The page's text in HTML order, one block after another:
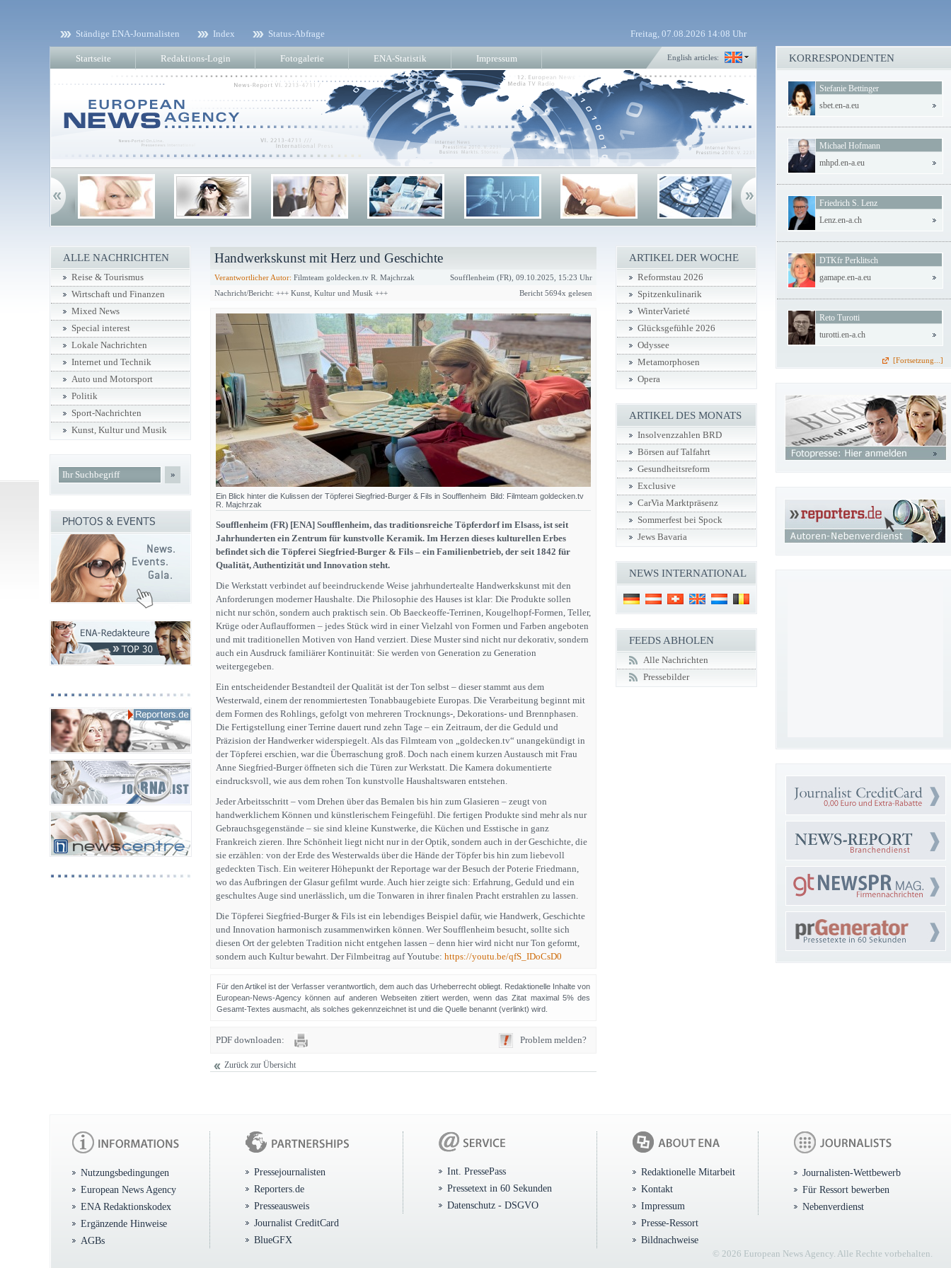
Ständige ENA-Journalisten Index Status-Abfrage Freitag, 07.08.2026 14:08 Uhr
Startseite Redaktions-Login Fotogalerie ENA-Statistik Impressum English articles:
Handwerkskunst mit Herz und Geschichte
Verantwortlicher Autor: Filmteam goldecken.tv R. Majchrzak
Soufflenheim (FR), 09.10.2025, 15:23 Uhr
Nachricht/Bericht: +++ Kunst, Kultur und Musik +++
Bericht 5694x gelesen
Ein Blick hinter die Kulissen der Töpferei Siegfried-Burger & Fils in Soufflenheim Bild: Filmteam goldecken.tv
R. Majchrzak
Soufflenheim (FR) [ENA] Soufflenheim, das traditionsreiche Töpferdorf im Elsass, ist seit
Jahrhunderten ein Zentrum für kunstvolle Keramik. Im Herzen dieses kulturellen Erbes
befindet sich die Töpferei Siegfried-Burger & Fils – ein Familienbetrieb, der seit 1842 für
Qualität, Authentizität und Innovation steht.
Die Werkstatt verbindet auf beeindruckende Weise jahrhundertealte Handwerkskunst mit den
Anforderungen moderner Haushalte. Die Philosophie des Hauses ist klar: Die Produkte sollen
nicht nur schön, sondern auch praktisch sein. Ob Baeckeoffe-Terrinen, Kougelhopf-Formen, Teller,
Krüge oder Auflaufformen – jedes Stück wird in einer Vielzahl von Formen und Farben angeboten
und mit traditionellen Motiven von Hand verziert. Diese Muster sind nicht nur dekorativ, sondern
auch ein Ausdruck familiärer Kontinuität: Sie werden von Generation zu Generation
weitergegeben.
Ein entscheidender Bestandteil der Qualität ist der Ton selbst – dieser stammt aus dem
Westerwald, einem der renommiertesten Tonabbaugebiete Europas. Die Verarbeitung beginnt mit
dem Formen des Rohlings, gefolgt von mehreren Trocknungs-, Dekorations- und Brennphasen.
Die Fertigstellung einer Terrine dauert rund zehn Tage – ein Zeitraum, der die Geduld und
Präzision der Handwerker widerspiegelt. Als das Filmteam von „goldecken.tv“ unangekündigt in
der Töpferei erschien, war die Überraschung groß. Doch nach einem kurzen Austausch mit Frau
Anne Siegfried-Burger öffneten sich die Türen zur Werkstatt. Die Kamera dokumentierte
eindrucksvoll, wie aus dem rohen Ton kunstvolle Haushaltswaren entstehen.
Jeder Arbeitsschritt – vom Drehen über das Bemalen bis hin zum Glasieren – zeugt von
handwerklichem Können und künstlerischem Feingefühl. Die fertigen Produkte sind mehr als nur
Gebrauchsgegenstände – sie sind kleine Kunstwerke, die Küchen und Esstische in ganz
Frankreich zieren. Ihre Schönheit liegt nicht nur in der Optik, sondern auch in der Geschichte, die
sie erzählen: von der Erde des Westerwalds über die Hände der Töpfer bis hin zum liebevoll
gedeckten Tisch. Ein weiterer Höhepunkt der Reportage war der Besuch der Poterie Friedmann,
wo das Aufbringen der Glasur gefilmt wurde. Auch hier zeigte sich: Erfahrung, Geduld und ein
geschultes Auge sind unerlässlich, um die Tonwaren in ihrer finalen Pracht erstrahlen zu lassen.
Die Töpferei Siegfried-Burger & Fils ist ein lebendiges Beispiel dafür, wie Handwerk, Geschichte
und Innovation harmonisch zusammenwirken können. Wer Soufflenheim besucht, sollte sich
diesen Ort der gelebten Tradition nicht entgehen lassen – denn hier wird nicht nur Ton geformt,
sondern auch Kultur bewahrt. Der Filmbeitrag auf Youtube: https://youtu.be/qfS_IDoCsD0
Für den Artikel ist der Verfasser verantwortlich, dem auch das Urheberrecht obliegt. Redaktionelle Inhalte von
European-News-Agency können auf anderen Webseiten zitiert werden, wenn das Zitat maximal 5% des
Gesamt-Textes ausmacht, als solches gekennzeichnet ist und die Quelle benannt (verlinkt) wird.
PDF downloaden: Problem melden?
Zurück zur Übersicht
ALLE NACHRICHTEN
Reise & Tourismus
Wirtschaft und Finanzen
Mixed News
Special interest
Lokale Nachrichten
Internet und Technik
Auto und Motorsport
Politik
Sport-Nachrichten
Kunst, Kultur und Musik
»
ARTIKEL DER WOCHE
Reformstau 2026
Spitzenkulinarik
WinterVarieté
Glücksgefühle 2026
Odyssee
Metamorphosen
Opera
ARTIKEL DES MONATS
Insolvenzzahlen BRD
Börsen auf Talfahrt
Gesundheitsreform
Exclusive
CarVia Marktpräsenz
Sommerfest bei Spock
Jews Bavaria
NEWS INTERNATIONAL
FEEDS ABHOLEN
Alle Nachrichten
Pressebilder
KORRESPONDENTEN
Stefanie Bettinger
sbet.en-a.eu
Michael Hofmann
mhpd.en-a.eu
Friedrich S. Lenz
Lenz.en-a.ch
DTKfr Perklitsch
gamape.en-a.eu
Reto Turotti
turotti.en-a.ch
[Fortsetzung...]
Nutzungsbedingungen
European News Agency
ENA Redaktionskodex
Ergänzende Hinweise
AGBs
Pressejournalisten
Reporters.de
Presseausweis
Journalist CreditCard
BlueGFX
Int. PressePass
Pressetext in 60 Sekunden
Datenschutz - DSGVO
Redaktionelle Mitarbeit
Kontakt
Impressum
Presse-Ressort
Bildnachweise
Journalisten-Wettbewerb
Für Ressort bewerben
Nebenverdienst
© 2026 European News Agency. Alle Rechte vorbehalten.